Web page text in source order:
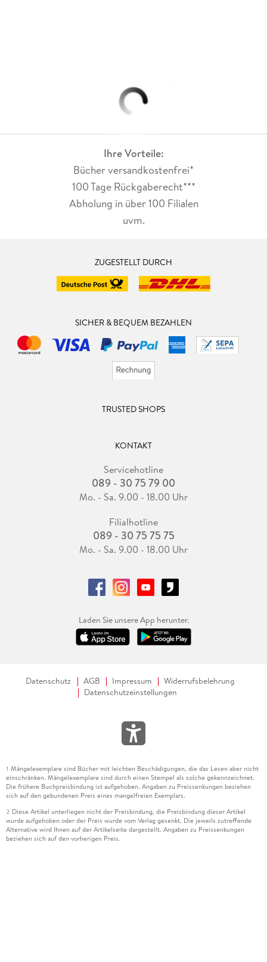
Ihre Vorteile:
Bücher versandkostenfrei*
100 Tage Rückgaberecht***
Abholung in über 100 Filialen
uvm.
ZUGESTELLT DURCH
SICHER & BEQUEM BEZAHLEN
TRUSTED SHOPS
KONTAKT
Servicehotline
089 - 30 75 79 00
Mo. - Sa. 9.00 - 18.00 Uhr
Filialhotline
089 - 30 75 75 75
Mo. - Sa. 9.00 - 18.00 Uhr
Laden Sie unsere App herunter.
Datenschutz AGB Impressum
Widerrufsbelehrung
Datenschutzeinstellungen
1 Mängelexemplare sind Bücher mit leichten Beschädigungen, die das Lesen aber nicht
einschränken. Mängelexemplare sind durch einen Stempel als solche gekennzeichnet.
Die frühere Buchpreisbindung ist aufgehoben. Angaben zu Preissenkungen beziehen
sich auf den gebundenen Preis eines mangelfreien Exemplars.
2 Diese Artikel unterliegen nicht der Preisbindung, die Preisbindung dieser Artikel
wurde aufgehoben oder der Preis wurde vom Verlag gesenkt. Die jeweils zutreffende
Alternative wird Ihnen auf der Artikelseite dargestellt. Angaben zu Preissenkungen
beziehen sich auf den vorherigen Preis.